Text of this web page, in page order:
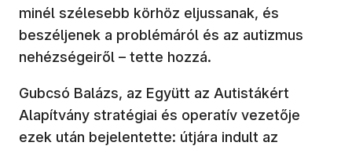
minél szélesebb körhöz eljussanak, és
beszéljenek a problémáról és az autizmus
nehézségeiről – tette hozzá.
Gubcsó Balázs, az Együtt az Autistákért
Alapítvány stratégiai és operatív vezetője
ezek után bejelentette: útjára indult az